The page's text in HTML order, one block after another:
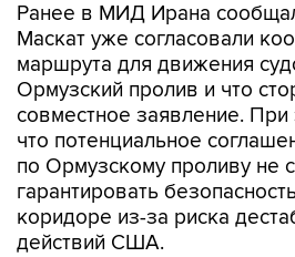
Ранее в МИД Ирана
Маскат уже согласовали
маршрута для движения
Ормузский пролив и что
совместное заявление. При
что потенциальное
по Ормузскому проливу не
гарантировать
коридоре из-за риска
действий США.